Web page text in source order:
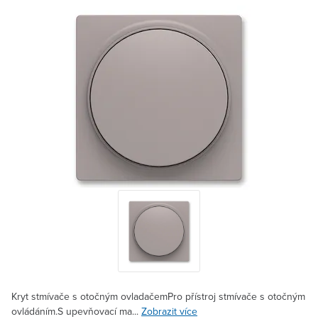
Kryt stmívače s otočným ovladačemPro přístroj stmívače s otočným
ovládáním.S upevňovací ma... Zobrazit více